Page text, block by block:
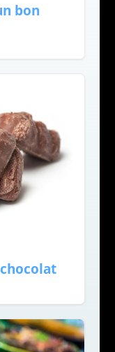
bon